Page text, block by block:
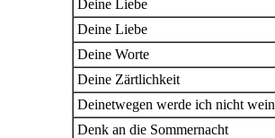
Deine Liebe
Deine Liebe
Deine Worte
Deine Zärtlichkeit
Deinetwegen werde ich nicht
Denk an die Sommernacht